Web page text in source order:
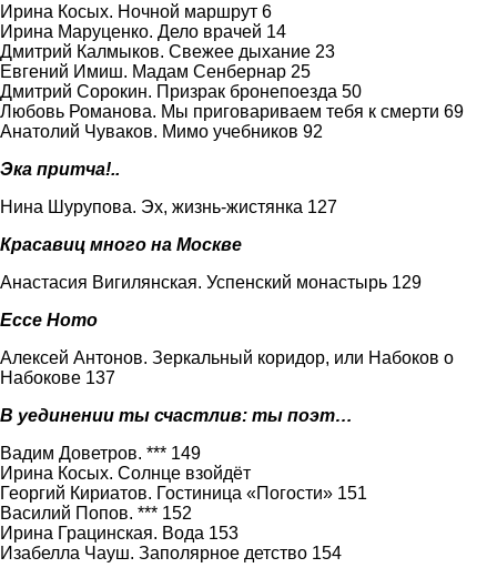
Ирина Косых. Ночной маршрут 6
Ирина Маруценко. Дело врачей 14
Дмитрий Калмыков. Свежее дыхание 23
Евгений Имиш. Мадам Сенбернар 25
Дмитрий Сорокин. Призрак бронепоезда 50
Любовь Романова. Мы приговариваем тебя к смерти 69
Анатолий Чуваков. Мимо учебников 92
Эка притча!..
Нина Шурупова. Эх, жизнь-жистянка 127
Красавиц много на Москве
Анастасия Вигилянская. Успенский монастырь 129
Ecce Homo
Алексей Антонов. Зеркальный коридор, или Набоков о
Набокове 137
В уединении ты счастлив: ты поэт…
Вадим Доветров. *** 149
Ирина Косых. Солнце взойдёт
Георгий Кириатов. Гостиница «Погости» 151
Василий Попов. *** 152
Ирина Грацинская. Вода 153
Изабелла Чауш. Заполярное детство 154